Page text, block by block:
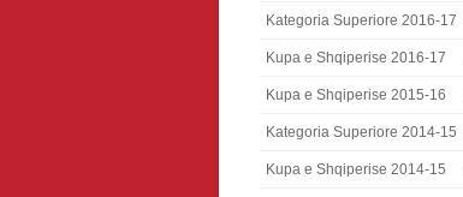
Kategoria Superiore 2016-17
Kupa e Shqiperise 2016-17
Kupa e Shqiperise 2015-16
Kategoria Superiore 2014-15
Kupa e Shqiperise 2014-15